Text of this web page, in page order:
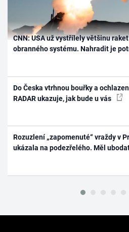
CNN: USA už vystřílely většinu
obranného systému. Nahradit je
Do Česka vtrhnou bouřky a
RADAR ukazuje, jak bude u vás
Rozuzlení „zapomenuté“ vraždy v
ukázala na podezřelého. Měl